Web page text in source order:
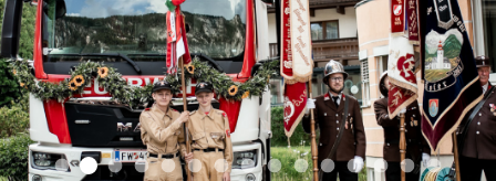
Aktuell 046
Aktuell 047
Start 011Aktuell 044
Aktuell 043
Aktuell 041
Aktuell 042
Aktuell 035
Aktuell 031
Aktuell 032
Aktuell 033
Aktuell 029
Aktuell 027
Aktuell 026
Start